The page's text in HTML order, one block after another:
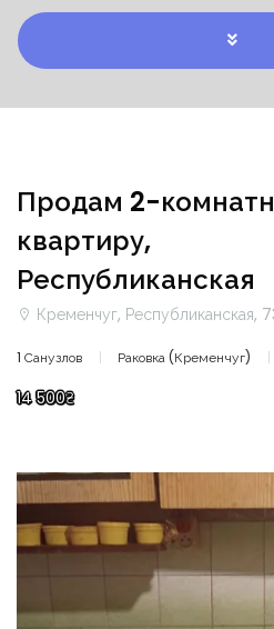
Продам 2-
квартиру,
Республиканская
Кременчуг, Республиканская,
1 Санузлов Раковка (Кременчуг)
14 500₴